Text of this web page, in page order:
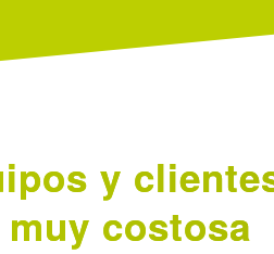
y
costosa